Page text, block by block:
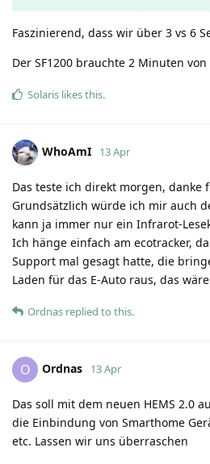
Faszinierend, dass wir über 3 vs 6
Der SF1200 brauchte 2 Minuten von
Solaris likes this.
WhoAmI 13 Apr
Das teste ich direkt morgen, danke
Grundsätzlich würde ich mir auch
kann ja immer nur ein Infrarot-
Ich hänge einfach am ecotracker,
Support mal gesagt hatte, die
Laden für das E-Auto raus, das
Ordnas replied to this.
O Ordnas 13 Apr
Das soll mit dem neuen HEMS 2.0
die Einbindung von Smarthome
etc. Lassen wir uns überraschen